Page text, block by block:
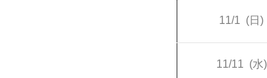
11/1 (日)
11/11 (水)